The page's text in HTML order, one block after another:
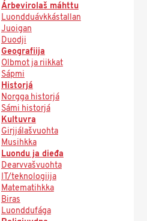
Árbevirolaš máhttu
Luondduávkkástallan
Juoigan
Duodji
Geografiija
Olbmot ja riikkat
Sápmi
Historjá
Norgga historjá
Sámi historjá
Kultuvra
Girjjálašvuohta
Musihkka
Luondu ja dieđa
Dearvvašvuohta
IT/teknologiija
Matematihkka
Biras
Luonddufága